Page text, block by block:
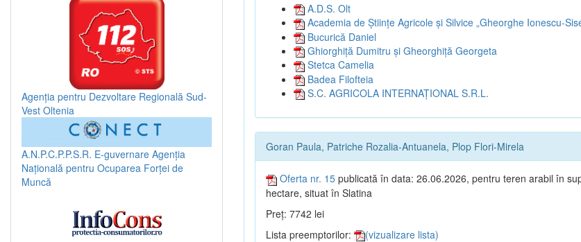
A.D.S. Olt
Academia de Științe Agricole și Silvice „Gheorghe Ionescu-
Bucurică Daniel
Ghiorghiță Dumitru și Gheorghiță Georgeta
Stetca Camelia
Badea Filofteia
S.C. AGRICOLA INTERNAȚIONAL S.R.L.
Goran Paula, Patriche Rozalia-Antuanela, Plop Flori-Mirela
Oferta nr. 15 publicată în data: 26.06.2026, pentru teren arabil în
hectare, situat în Slatina
Preț: 7742 lei
Lista preemptorilor:
(vizualizare lista)
Agenția pentru Dezvoltare Regională Sud-
Vest Oltenia
A.N.P.C.P.P.S.R. E-guvernare Agenția
Națională pentru Ocuparea Forței de
Muncă